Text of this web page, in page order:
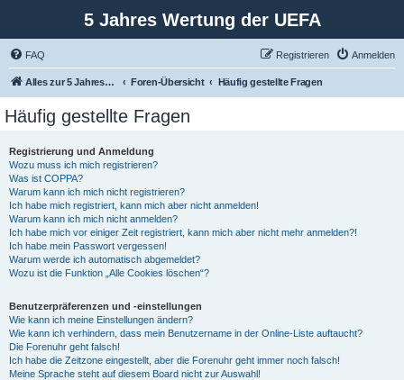
5 Jahres Wertung der UEFA
FAQ Anmelden
Registrieren
Alles zur 5 Jahreswertung / Tabelle der UEFA mit vielen Statistiken. Foren-Übersicht Häufig gestellte Fragen
Häufig gestellte Fragen
Registrierung und Anmeldung
Wozu muss ich mich registrieren?
Was ist COPPA?
Warum kann ich mich nicht registrieren?
Ich habe mich registriert, kann mich aber nicht anmelden!
Warum kann ich mich nicht anmelden?
Ich habe mich vor einiger Zeit registriert, kann mich aber nicht mehr anmelden?!
Ich habe mein Passwort vergessen!
Warum werde ich automatisch abgemeldet?
Wozu ist die Funktion „Alle Cookies löschen“?
Benutzerpräferenzen und -einstellungen
Wie kann ich meine Einstellungen ändern?
Wie kann ich verhindern, dass mein Benutzername in der Online-Liste auftaucht?
Die Forenuhr geht falsch!
Ich habe die Zeitzone eingestellt, aber die Forenuhr geht immer noch falsch!
Meine Sprache steht auf diesem Board nicht zur Auswahl!